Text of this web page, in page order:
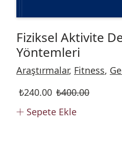
Fiziksel Aktivite
Yöntemleri
Araştırmalar, Fitness,
₺400.00
₺240.00
Sepete Ekle